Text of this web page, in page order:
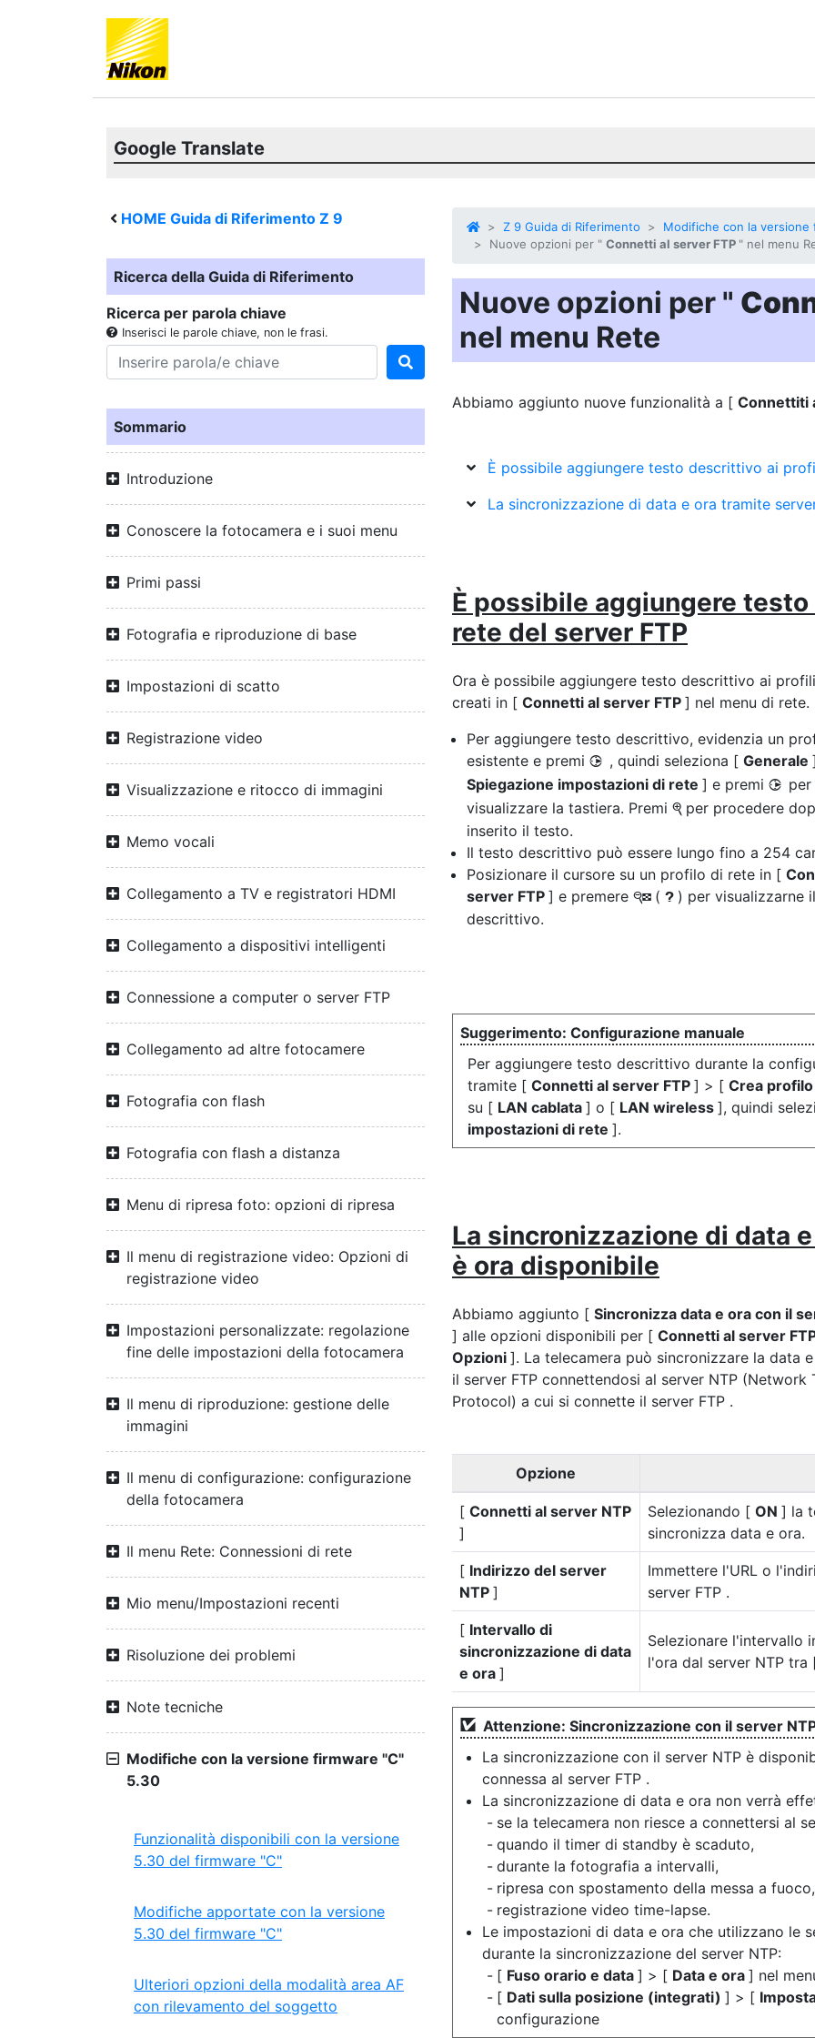
Google Translate
HOME Guida di Riferimento Z 9
Ricerca della Guida di Riferimento
Ricerca per parola chiave
Inserisci le parole chiave, non le frasi.
Sommario
Introduzione
Conoscere la fotocamera e i suoi menu
Primi passi
Fotografia e riproduzione di base
Impostazioni di scatto
Registrazione video
Visualizzazione e ritocco di immagini
Memo vocali
Collegamento a TV e registratori HDMI
Collegamento a dispositivi intelligenti
Connessione a computer o server FTP
Collegamento ad altre fotocamere
Fotografia con flash
Fotografia con flash a distanza
Menu di ripresa foto: opzioni di ripresa
Il menu di registrazione video: Opzioni di
registrazione video
Impostazioni personalizzate: regolazione
fine delle impostazioni della fotocamera
Il menu di riproduzione: gestione delle
immagini
Il menu di configurazione: configurazione
della fotocamera
Il menu Rete: Connessioni di rete
Mio menu/Impostazioni recenti
Risoluzione dei problemi
Note tecniche
Modifiche con la versione firmware "C"
5.30
Funzionalità disponibili con la versione
5.30 del firmware "C"
Modifiche apportate con la versione
5.30 del firmware "C"
Ulteriori opzioni della modalità area AF
con rilevamento del soggetto
Z 9 Guida di Riferimento
Modifiche con la versione
Nuove opzioni per " Connetti al server FTP " nel menu
Nuove opzioni per "
nel menu Rete
Abbiamo aggiunto nuove funzionalità a [ Connettiti
È possibile aggiungere testo descrittivo ai
La sincronizzazione di data e ora tramite
È possibile aggiungere
rete del server FTP
Ora è possibile aggiungere testo descrittivo ai
creati in [ Connetti al server FTP ] nel menu di rete.
Per aggiungere testo descrittivo, evidenzia un
esistente e premi 2 , quindi seleziona [ Generale
Spiegazione impostazioni di rete ] e premi 2 per
visualizzare la tastiera. Premi X per procedere
inserito il testo.
Il testo descrittivo può essere lungo fino a 254
Posizionare il cursore su un profilo di rete in [
server FTP ] e premere W ( Q ) per visualizzarne
descrittivo.
Configurazione manuale
Per aggiungere testo descrittivo durante la
tramite [ Connetti al server FTP ] > [ Crea
su [ LAN cablata ] o [ LAN wireless ], quindi
impostazioni di rete ].
La sincronizzazione di data
è ora disponibile
Abbiamo aggiunto [ Sincronizza data e ora con il
] alle opzioni disponibili per [ Connetti al server
Opzioni ]. La telecamera può sincronizzare la data
il server FTP connettendosi al server NTP (Network
Protocol) a cui si connette il server FTP .
Opzione
[ Connetti al server NTP
]
Selezionando [ ON ] la
sincronizza data e ora.
[ Indirizzo del server
NTP ]
Immettere l'URL o
server FTP .
[ Intervallo di
sincronizzazione di data
e ora ]
Selezionare l'intervallo
l'ora dal server NTP
Attenzione: Sincronizzazione con il server
La sincronizzazione con il server NTP è
connessa al server FTP .
La sincronizzazione di data e ora non verrà
se la telecamera non riesce a connettersi al
quando il timer di standby è scaduto,
durante la fotografia a intervalli,
ripresa con spostamento della messa a
registrazione video time-lapse.
Le impostazioni di data e ora che utilizzano le
durante la sincronizzazione del server NTP:
[ Fuso orario e data ] > [ Data e ora ] nel
[ Dati sulla posizione (integrati) ] > [
configurazione